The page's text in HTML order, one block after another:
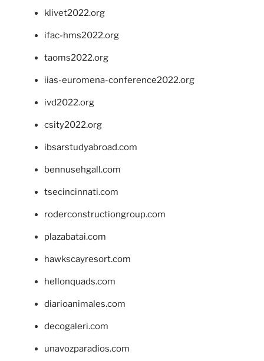
klivet2022.org
ifac-hms2022.org
taoms2022.org
iias-euromena-conference2022.org
ivd2022.org
csity2022.org
ibsarstudyabroad.com
bennusehgall.com
tsecincinnati.com
roderconstructiongroup.com
plazabatai.com
hawkscayresort.com
hellonquads.com
diarioanimales.com
decogaleri.com
unavozparadios.com